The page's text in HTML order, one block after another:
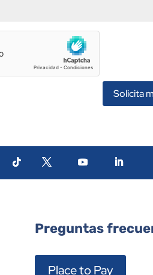
Solicita
Preguntas
Place to Pay